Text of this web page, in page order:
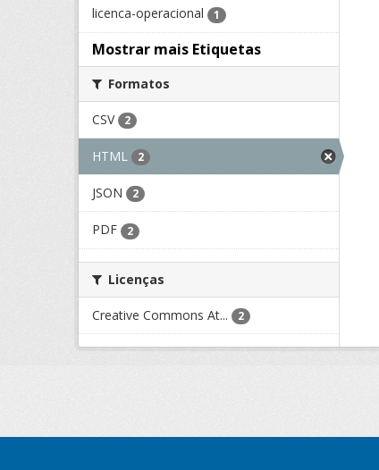
licenca-operacional 1
Mostrar mais Etiquetas
Formatos
CSV 2
HTML 2
JSON 2
PDF 2
Licenças
Creative Commons At... 2